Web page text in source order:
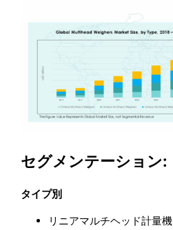
セグメンテーション:
タイプ別
リニアマルチヘッド計量機